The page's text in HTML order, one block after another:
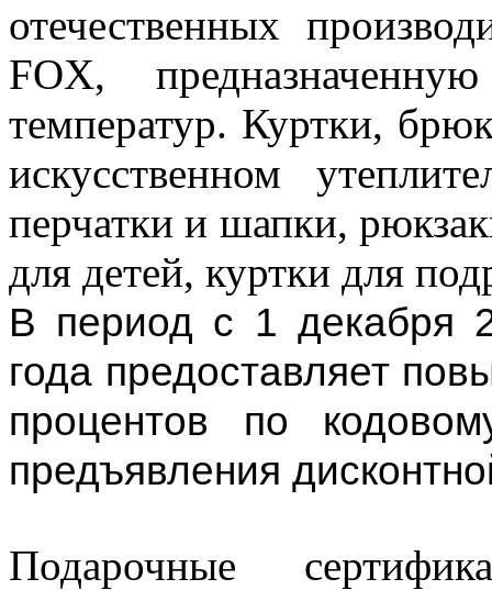
отечественных
FOX,
температур. Куртки,
искусственном
перчатки и шапки,
для детей, куртки для
В период с 1 декабря
года предоставляет
процентов по
предъявления
Подарочные